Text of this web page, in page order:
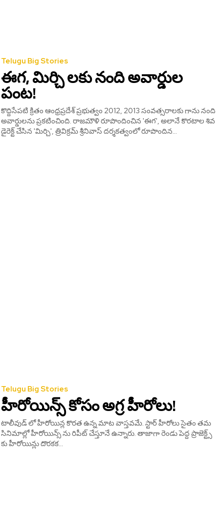
Telugu Big Stories
ఈగ, మిర్చి లకు నంది అవార్డుల
పంట!
కొద్దిసేపటి క్రితం ఆంధ్రప్రదేశ్ ప్రభుత్వం 2012, 2013 సంవత్సరాలకు గాను నంది
అవార్డులను ప్రకటించింది. రాజమౌళి రూపొందించిన 'ఈగ', అలానే కొరటాల శివ
డైరెక్ట్ చేసిన 'మిర్చి', త్రివిక్రమ్ శ్రీనివాస్ దర్శకత్వంలో రూపొందిన...
Telugu Big Stories
హీరోయిన్స్ కోసం అగ్ర హీరోలు!
టాలీవుడ్ లో హీరోయిన్ల కొరత ఉన్న మాట వాస్తవమే. స్టార్ హీరోలు సైతం తమ
సినిమాల్లో హీరోయిన్స్ ను రిపీట్ చేస్తూనే ఉన్నారు. తాజాగా రెండు పెద్ద ప్రాజెక్ట్స్
కు హీరోయిన్లు దొరకక...